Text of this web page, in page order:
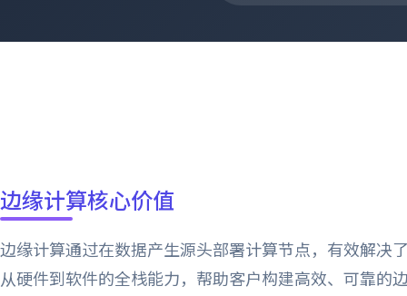
边缘计算核心价值
边缘计算通过在数据产生源头部署计算节点，有效解决
从硬件到软件的全栈能力，帮助客户构建高效、可靠的